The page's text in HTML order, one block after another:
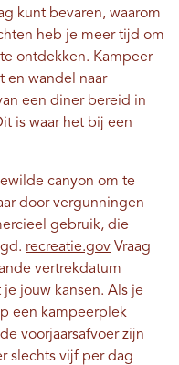
kunt bevaren, waarom
heb je meer tijd om
ontdekken. Kampeer
en wandel naar
een diner bereid in
is waar het bij een
canyon om te
door vergunningen
gebruik, die
recreatie.gov Vraag
vertrekdatum
jouw kansen. Als je
een kampeerplek
voorjaarsafvoer zijn
slechts vijf per dag